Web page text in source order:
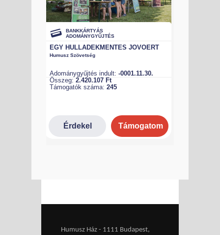
Humusz Ház - 1111 Budapest,